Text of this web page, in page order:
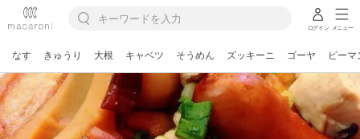
ログイン メニュー
なす きゅうり 大根 キャベツ そうめん ズッキーニ ゴーヤ ピーマ